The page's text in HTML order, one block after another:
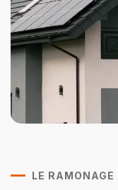
LE RAMONAGE